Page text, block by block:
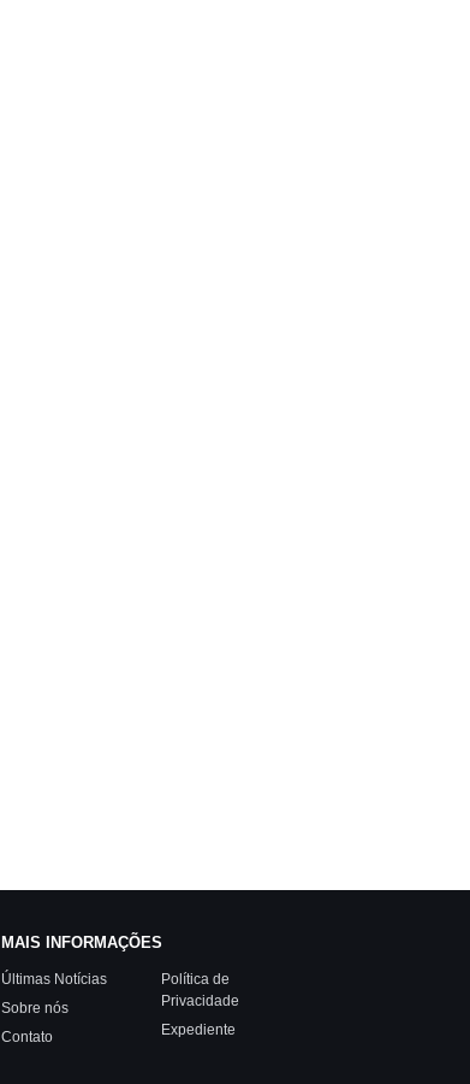
MAIS INFORMAÇÕES
Últimas Notícias
Sobre nós
Contato
Política de
Privacidade
Expediente